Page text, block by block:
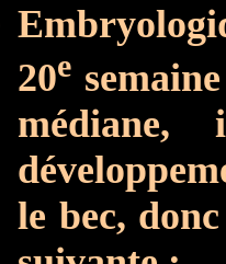
20e
médiane,
le bec,